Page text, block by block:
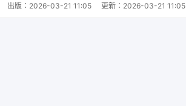
出版： 2026-03-21 11:05 更新： 2026-03-21 11:05